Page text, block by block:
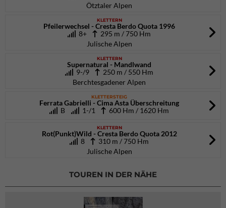
Ötztaler Alpen
KLETTERN
Pfeilerwechsel - Cresta Berdo Quota 1996
8+
295 m / 750 Hm
Julische Alpen
KLETTERN
Supernatural - Mandlwand
9-/9
250 m / 550 Hm
Berchtesgadener Alpen
KLETTERSTEIG
Ferrata Gabrielli - Cima Asta Überschreitung
B
1-/1 600 Hm / 1620 Hm
KLETTERN
Rot(Punkt)Wild - Cresta Berdo Quota 2012
8
310 m / 750 Hm
Julische Alpen
TOUREN IN DER NÄHE